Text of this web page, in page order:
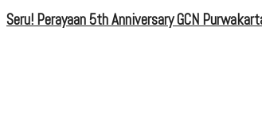
Seru! Perayaan 5th Anniversary GCN